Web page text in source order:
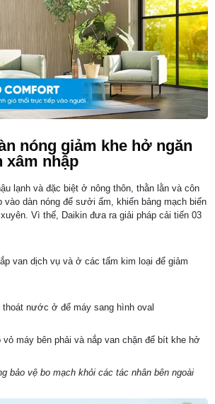
nóng giảm khe hở ngăn
xâm nhập
lạnh và đặc biệt ở nông thôn, thằn lằn và côn
vào dàn nóng để sưởi ấm, khiến bảng mạch biến
Vì thế, Daikin đưa ra giải pháp cải tiến 03
van dịch vụ và ở các tấm kim loại để giảm
thoát nước ở đế máy sang hình oval
vỏ máy bên phải và nắp van chặn để bít khe hở
bảo vệ bo mạch khỏi các tác nhân bên ngoài